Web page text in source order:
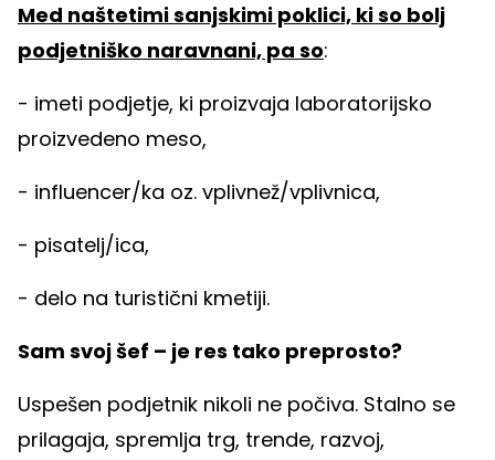
Med naštetimi sanjskimi poklici, ki so bolj
podjetniško naravnani, pa so:
- imeti podjetje, ki proizvaja laboratorijsko
proizvedeno meso,
- influencer/ka oz. vplivnež/vplivnica,
- pisatelj/ica,
- delo na turistični kmetiji.
Sam svoj šef – je res tako preprosto?
Uspešen podjetnik nikoli ne počiva. Stalno se
prilagaja, spremlja trg, trende, razvoj,